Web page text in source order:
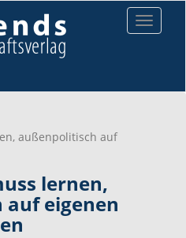
Toggle
außenpolitisch auf
lernen,
eigenen